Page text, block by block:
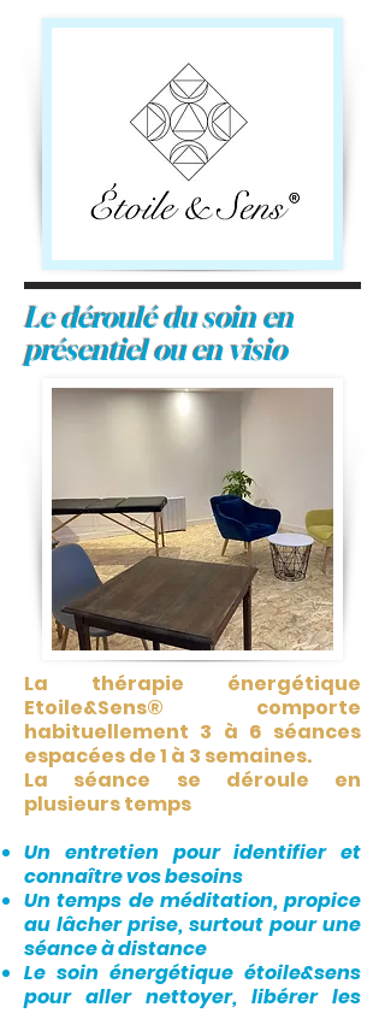
Le déroulé du soin en
présentiel ou en visio
La thérapie énergétique
Etoile&Sens® comporte
habituellement 3 à 6 séances
espacées de 1 à 3 semaines.
La séance se déroule en
plusieurs temps
Un entretien pour identifier et
connaître vos besoins
Un temps de méditation, propice
au lâcher prise, surtout pour une
séance à distance
Le soin énergétique étoile&sens
pour aller nettoyer, libérer les